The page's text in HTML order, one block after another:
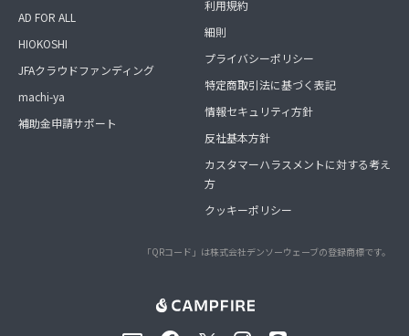
AD FOR ALL
HIOKOSHI
JFAクラウドファンディング
machi-ya
補助金申請サポート
利用規約
細則
プライバシーポリシー
特定商取引法に基づく表記
情報セキュリティ方針
反社基本方針
カスタマーハラスメントに対する考え
方
クッキーポリシー
「QRコード」は株式会社デンソーウェーブの登録商標です。